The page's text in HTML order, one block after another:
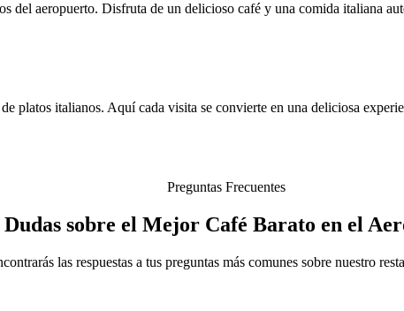
del aeropuerto. Disfruta de un delicioso café y una comida italiana
platos italianos. Aquí cada visita se convierte en una deliciosa
Preguntas Frecuentes
Dudas sobre el Mejor Café Barato en el
las respuestas a tus preguntas más comunes sobre nuestro